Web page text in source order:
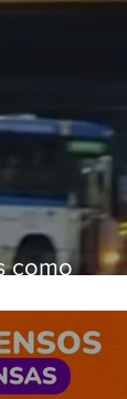
como